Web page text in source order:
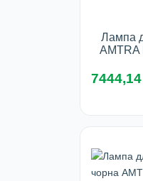
Лампа
AMTRA
У
7444,14